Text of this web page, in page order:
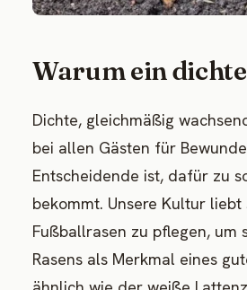
Warum ein
Dichte, gleichmäßig
bei allen Gästen für
Entscheidende ist, dafür zu
bekommt. Unsere Kultur
Fußballrasen zu pflegen,
Rasens als Merkmal eines